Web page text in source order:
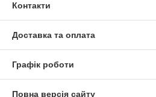
Контакти
Доставка та оплата
Графік роботи
Повна версія сайту